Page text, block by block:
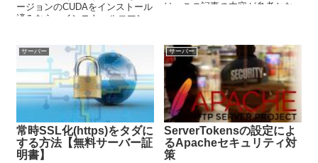
ージョンのCUDAをインストール
済みなら、インストールコマン
は、この記事の内容が参考とな
サーバー
常時SSL化(https)をタダに
する方法【無料サーバー証
明書】
サーバー
ServerTokensの設定によ
るApacheセキュリティ対
策